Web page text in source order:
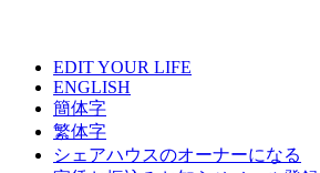
EDIT YOUR LIFE
ENGLISH
簡体字
繁体字
シェアハウスのオーナーになる